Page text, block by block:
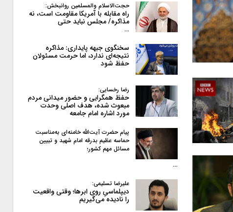
حجت‌الاسلام والمسلمین روانبخش:
راه مقابله با آمریکا مقاومت است، نه
مذاکره/ مجلس نباید حتی
…
سخنگوی جبهه پایداری: مذاکره
نتیجه‌ای ندارد، اما حرمت مسئولان
حفظ شود
رضا رخسایی:
حفظ همگرایی و حضور میدانی مردم
مبعوث شده، هدف اصلی وحدت
مورد اشاره امام جامعه
پیام حضرت آیت‌الله خامنه‌ای به‌مناسبت
حماسه عظیم بدرقه امام شهید و تبیین
مسائل مهم کشور؛
…
علیرضا تسلیمی:
دیپلماسیِ روی ابرها؛ وقتی واقعیت
را نادیده می‌گیریم